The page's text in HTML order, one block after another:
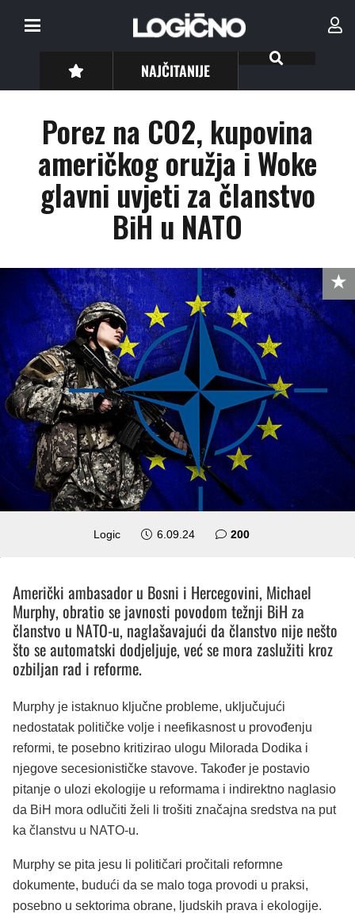
NAJČITANIJE
Porez na CO2, kupovina
američkog oružja i Woke
glavni uvjeti za članstvo
BiH u NATO
Logic 6.09.24 200komentara
Američki ambasador u Bosni i Hercegovini, Michael
Murphy, obratio se javnosti povodom težnji BiH za
članstvo u NATO-u, naglašavajući da članstvo nije nešto
što se automatski dodjeljuje, već se mora zaslužiti kroz
ozbiljan rad i reforme.
Murphy je istaknuo ključne probleme, uključujući
nedostatak političke volje i neefikasnost u provođenju
reformi, te posebno kritizirao ulogu Milorada Dodika i
njegove secesionističke stavove. Također je postavio
pitanje o ulozi ekologije u reformama i indirektno naglasio
da BiH mora odlučiti želi li trošiti značajna sredstva na put
ka članstvu u NATO-u.
Murphy se pita jesu li političari pročitali reformne
dokumente, budući da se malo toga provodi u praksi,
posebno u sektorima obrane, ljudskih prava i ekologije.